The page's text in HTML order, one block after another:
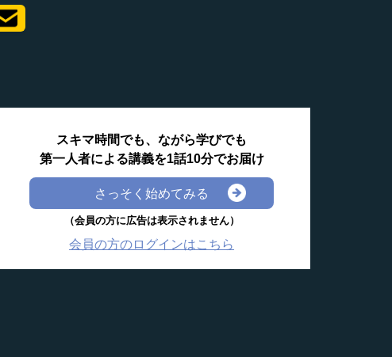
スキマ時間でも、ながら学びでも
第一人者による講義を1話10分でお届け
さっそく始めてみる
（会員の方に広告は表示されません）
会員の方のログインはこちら